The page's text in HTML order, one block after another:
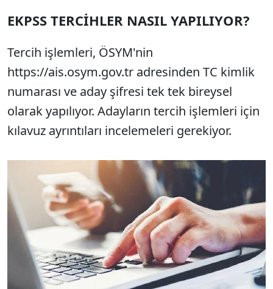
EKPSS TERCİHLER NASIL YAPILIYOR?
Tercih işlemleri, ÖSYM'nin
https://ais.osym.gov.tr ​​adresinden TC kimlik
numarası ve aday şifresi tek tek bireysel
olarak yapılıyor. Adayların tercih işlemleri için
kılavuz ayrıntıları incelemeleri gerekiyor.